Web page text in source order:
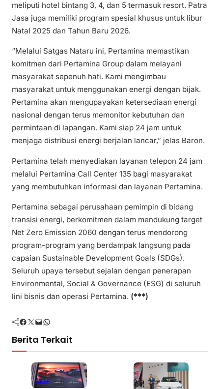
meliputi hotel bintang 3, 4, dan 5 termasuk resort. Patra
Jasa juga memiliki program spesial khusus untuk libur
Natal 2025 dan Tahun Baru 2026.
“Melalui Satgas Nataru ini, Pertamina memastikan
komitmen dari Pertamina Group dalam melayani
masyarakat sepenuh hati. Kami mengimbau
masyarakat untuk menggunakan energi dengan bijak.
Pertamina akan mengupayakan ketersediaan energi
nasional dengan terus memonitor kebutuhan dan
permintaan di lapangan. Kami siap 24 jam untuk
menjaga distribusi energi berjalan lancar,” jelas Baron.
Pertamina telah menyediakan layanan telepon 24 jam
melalui Pertamina Call Center 135 bagi masyarakat
yang membutuhkan informasi dan layanan Pertamina.
Pertamina sebagai perusahaan pemimpin di bidang
transisi energi, berkomitmen dalam mendukung target
Net Zero Emission 2060 dengan terus mendorong
program-program yang berdampak langsung pada
capaian Sustainable Development Goals (SDGs).
Seluruh upaya tersebut sejalan dengan penerapan
Environmental, Social & Governance (ESG) di seluruh
lini bisnis dan operasi Pertamina. (***)
Facebook Twitter Mail WhatsApp
Berita Terkait
Bisnis